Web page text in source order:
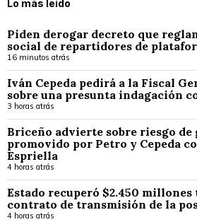
Lo más leído
Piden derogar decreto que
social de repartidores de
16 minutos atrás
Iván Cepeda pedirá a la Fiscal
sobre una presunta indagación
3 horas atrás
Briceño advierte sobre riesgo de
promovido por Petro y Cepeda
Espriella
4 horas atrás
Estado recuperó $2.450
contrato de transmisión de la
4 horas atrás